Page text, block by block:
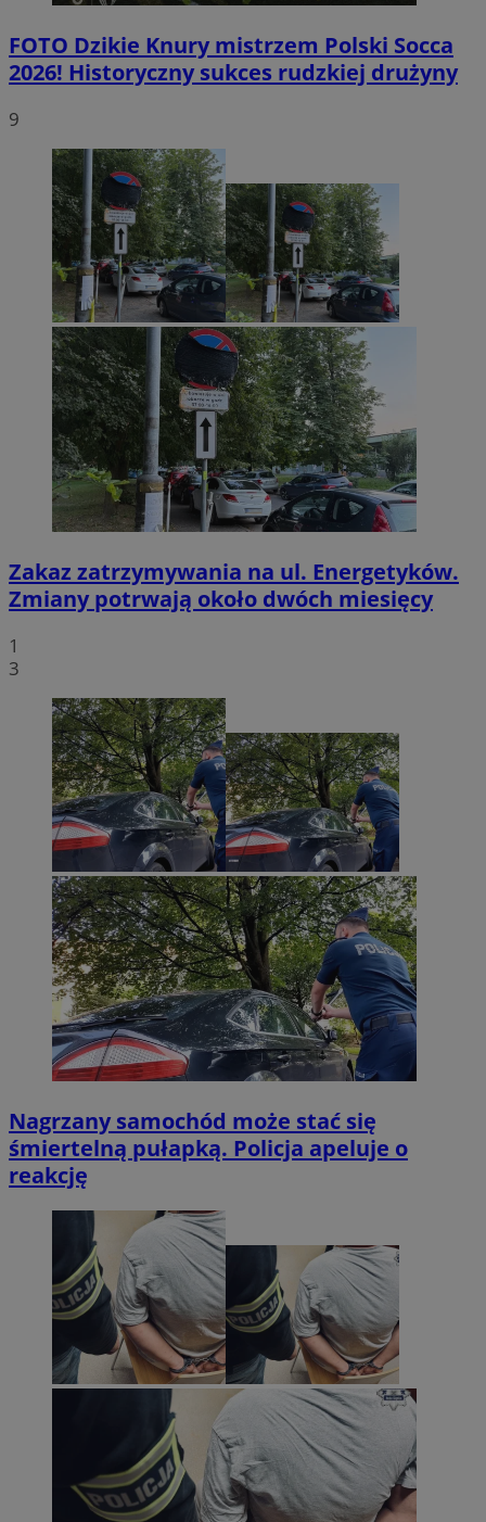
FOTO Dzikie Knury mistrzem Polski Socca
2026! Historyczny sukces rudzkiej drużyny
9
Zakaz zatrzymywania na ul. Energetyków.
Zmiany potrwają około dwóch miesięcy
1
3
Nagrzany samochód może stać się
śmiertelną pułapką. Policja apeluje o
reakcję